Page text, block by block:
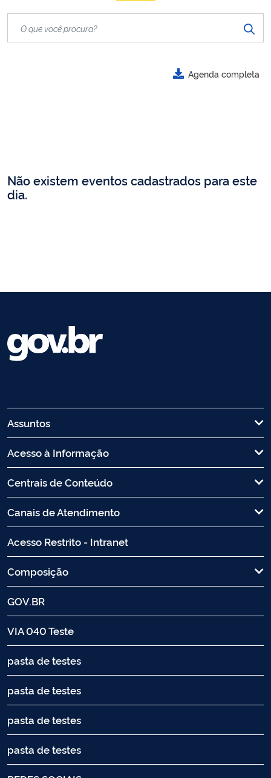
Agenda completa
Não existem eventos cadastrados para este
dia.
Assuntos
Acesso à Informação
Centrais de Conteúdo
Canais de Atendimento
Acesso Restrito - Intranet
Composição
GOV.BR
VIA 040 Teste
pasta de testes
pasta de testes
pasta de testes
pasta de testes